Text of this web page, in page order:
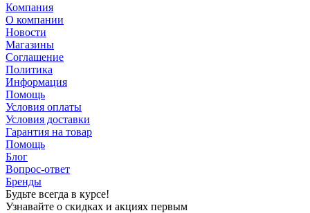
Компания
О компании
Новости
Магазины
Соглашение
Политика
Информация
Помощь
Условия оплаты
Условия доставки
Гарантия на товар
Помощь
Блог
Вопрос-ответ
Бренды
Будьте всегда в курсе!
Узнавайте о скидках и акциях первым